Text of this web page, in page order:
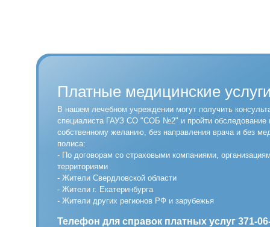
Платные медицинские
В нашем лечебном учреждении могут получить
специалиста ГАУЗ СО "СОБ №2" и пройти обследование
собственному желанию, без направления врача и без
полиса:
- По договорам со страховыми компаниями,
территориями
- Жители Свердловской области
- Жители г. Екатеринбурга
- Жители других регионов РФ и зарубежья
Телефон для справок платных услуг 371-